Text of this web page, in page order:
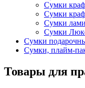
Сумки
Сумки
Сумки
Сумки
Сумки
Сумки, плайм-
Товары для